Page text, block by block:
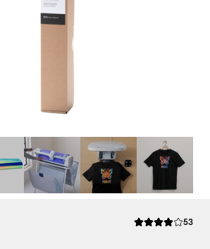
La note 53